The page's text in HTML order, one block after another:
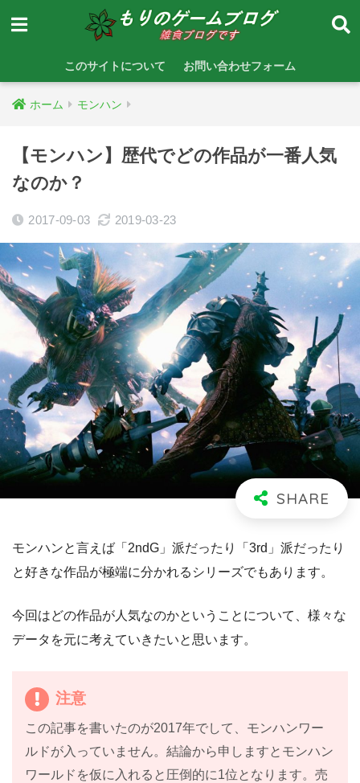
このサイトについて お問い合わせフォーム
ホーム モンハン
【モンハン】歴代でどの作品が一番人気
なのか？
2017-09-03 2019-03-23
モンハンと言えば「2ndG」派だったり「3rd」派だったり
と好きな作品が極端に分かれるシリーズでもあります。
今回はどの作品が人気なのかということについて、様々な
データを元に考えていきたいと思います。
注意
この記事を書いたのが2017年でして、モンハンワー
ルドが入っていません。結論から申しますとモンハン
ワールドを仮に入れると圧倒的に1位となります。売